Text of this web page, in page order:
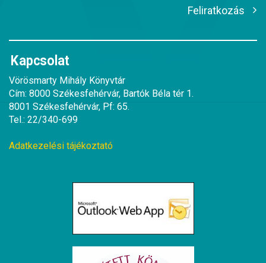
Feliratkozás
Kapcsolat
Vörösmarty Mihály Könyvtár
Cím: 8000 Székesfehérvár, Bartók Béla tér 1.
8001 Székesfehérvár, Pf: 65.
Tel.: 22/340-699
Adatkezelési tájékoztató